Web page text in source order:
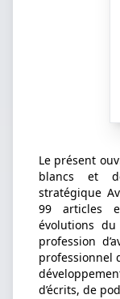
Le présent
blancs et
stratégique
99 articles
évolutions
profession
professionnel
d’écrits, de